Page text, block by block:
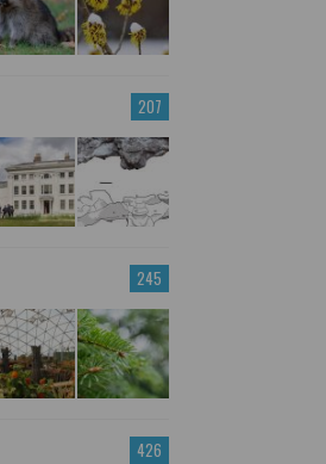
207
245
426